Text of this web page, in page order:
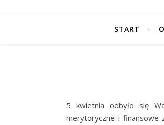
START
5 kwietnia odbyło się
merytoryczne i finansowe